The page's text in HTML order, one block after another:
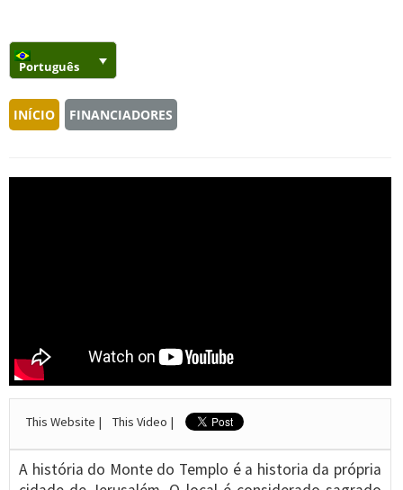
Português
INÍCIO FINANCIADORES
This Website | This Video |
A história do Monte do Templo é a historia da própria